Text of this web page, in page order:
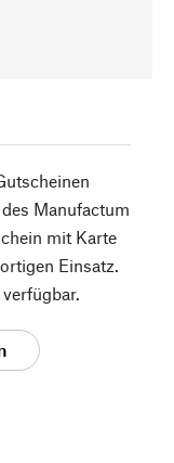
Manufactum
mit Karte
Einsatz.